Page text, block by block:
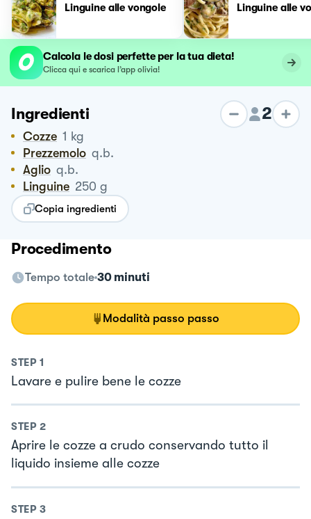
Linguine alle vongole Linguine alle
Calcola le dosi perfette per la tua dieta!
Clicca qui e scarica l’app olivia!
Ingredienti 2
Cozze 1 kg
Prezzemolo q.b.
Aglio q.b.
Linguine 250 g
Copia ingredienti
Procedimento
Tempo totale 30 minuti
Modalità passo passo
STEP 1
Lavare e pulire bene le cozze
STEP 2
Aprire le cozze a crudo conservando tutto il
liquido insieme alle cozze
STEP 3